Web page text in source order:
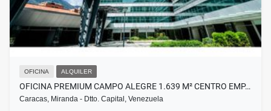
OFICINA ALQUILER
OFICINA PREMIUM CAMPO ALEGRE 1.639 M² CENTRO EMP…
Caracas, Miranda - Dtto. Capital, Venezuela